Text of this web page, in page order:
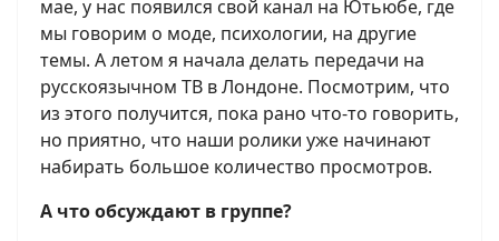
мае, у нас появился свой канал на Ютьюбе, где
мы говорим о моде, психологии, на другие
темы. А летом я начала делать передачи на
русскоязычном ТВ в Лондоне. Посмотрим, что
из этого получится, пока рано что-то говорить,
но приятно, что наши ролики уже начинают
набирать большое количество просмотров.
А что обсуждают в группе?